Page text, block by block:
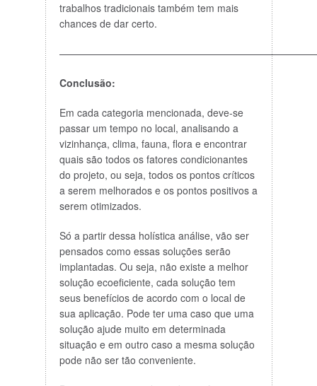
trabalhos tradicionais também tem mais
chances de dar certo.
Conclusão:
Em cada categoria mencionada, deve-se
passar um tempo no local, analisando a
vizinhança, clima, fauna, flora e encontrar
quais são todos os fatores condicionantes
do projeto, ou seja, todos os pontos críticos
a serem melhorados e os pontos positivos a
serem otimizados.
Só a partir dessa holística análise, vão ser
pensados como essas soluções serão
implantadas. Ou seja, não existe a melhor
solução ecoeficiente, cada solução tem
seus benefícios de acordo com o local de
sua aplicação. Pode ter uma caso que uma
solução ajude muito em determinada
situação e em outro caso a mesma solução
pode não ser tão conveniente.